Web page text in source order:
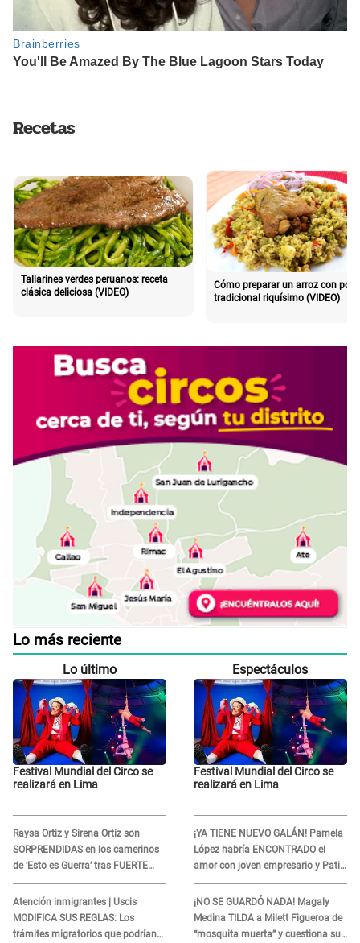
Recetas
Tallarines verdes peruanos: receta
clásica deliciosa (VIDEO)
Cómo preparar un arroz con pollo
tradicional riquísimo (VIDEO)
Lo más reciente
Lo último
Festival Mundial del Circo se
realizará en Lima
Raysa Ortiz y Sirena Ortiz son
SORPRENDIDAS en los camerinos
de ‘Esto es Guerra’ tras FUERTE
ENFRENTAMIENTO con Gabriel
Moisés: “Gracias”
Atención inmigrantes | Uscis
MODIFICA SUS REGLAS: Los
trámites migratorios que podrían
Espectáculos
Festival Mundial del Circo se
realizará en Lima
¡YA TIENE NUEVO GALÁN! Pamela
López habría ENCONTRADO el
amor con joven empresario y Pati
Lorena la ECHA en VIVO
¡NO SE GUARDÓ NADA! Magaly
Medina TILDA a Milett Figueroa de
“mosquita muerta” y cuestiona su